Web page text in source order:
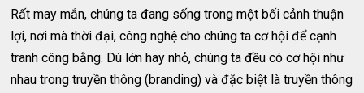
Rất may mắn, chúng ta đang sống trong một bối cảnh thuận
lợi, nơi mà thời đại, công nghệ cho chúng ta cơ hội để cạnh
tranh công bằng. Dù lớn hay nhỏ, chúng ta đều có cơ hội như
nhau trong truyền thông (branding) và đặc biệt là truyền thông